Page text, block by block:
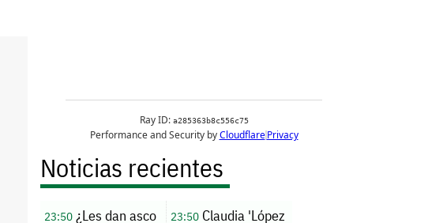
Noticias recientes
23:50 ¿Les dan asco
23:50Claudia 'López